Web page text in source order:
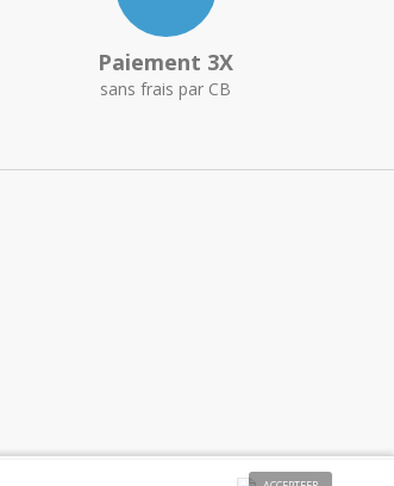
Paiement 3X
sans frais par CB